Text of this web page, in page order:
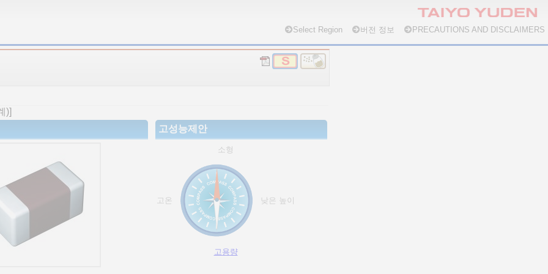
Select Region 버전 정보 PRECAUTIONS AND DISCLAIMERS
)]
고성능제안
소형
고온 낮은 높이
고용량